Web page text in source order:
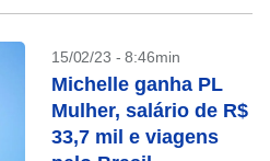
15/02/23 - 8:46min
Michelle ganha PL
Mulher, salário de R$
33,7 mil e viagens